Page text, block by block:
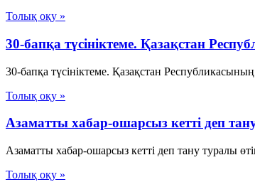
Толық оқу »
30-бапқа түсініктеме. Қазақстан
30-бапқа түсініктеме. Қазақстан
Толық оқу »
Азаматты хабар-ошарсыз кетті деп тану
Азаматты хабар-ошарсыз кетті деп тану туралы
Толық оқу »